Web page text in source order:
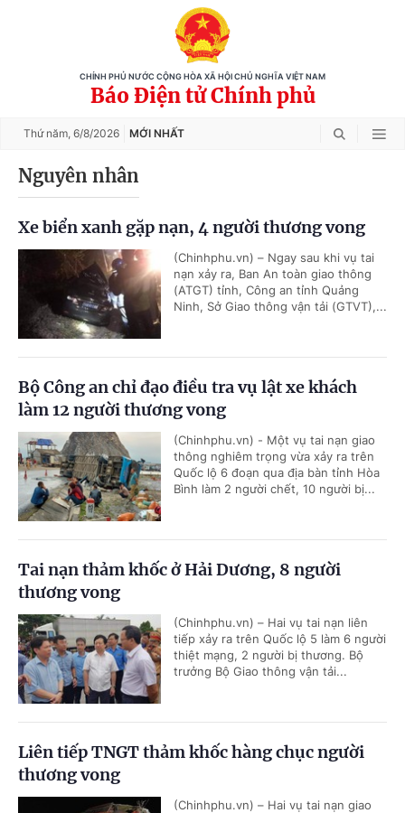
CHÍNH PHỦ NƯỚC CỘNG HÒA XÃ HỘI CHỦ NGHĨA VIỆT NAM
Báo Điện tử Chính phủ
Thứ năm, 6/8/2026 MỚI NHẤT
Nguyên nhân
Xe biển xanh gặp nạn, 4 người thương vong
(Chinhphu.vn) – Ngay sau khi vụ tai
nạn xảy ra, Ban An toàn giao thông
(ATGT) tỉnh, Công an tỉnh Quảng
Ninh, Sở Giao thông vận tải (GTVT),...
Bộ Công an chỉ đạo điều tra vụ lật xe khách
làm 12 người thương vong
(Chinhphu.vn) - Một vụ tai nạn giao
thông nghiêm trọng vừa xảy ra trên
Quốc lộ 6 đoạn qua địa bàn tỉnh Hòa
Bình làm 2 người chết, 10 người bị...
Tai nạn thảm khốc ở Hải Dương, 8 người
thương vong
(Chinhphu.vn) – Hai vụ tai nạn liên
tiếp xảy ra trên Quốc lộ 5 làm 6 người
thiệt mạng, 2 người bị thương. Bộ
trưởng Bộ Giao thông vận tải...
Liên tiếp TNGT thảm khốc hàng chục người
thương vong
(Chinhphu.vn) – Hai vụ tai nạn giao